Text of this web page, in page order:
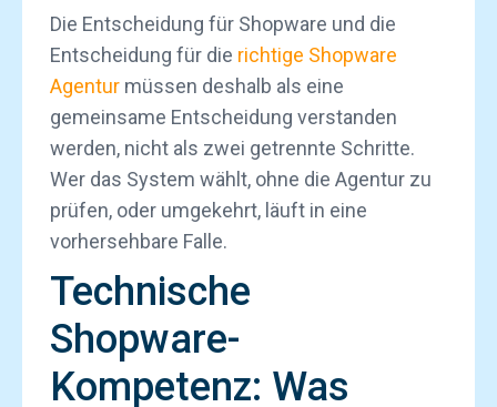
Die Entscheidung für Shopware und die
Entscheidung für die richtige Shopware
Agentur müssen deshalb als eine
gemeinsame Entscheidung verstanden
werden, nicht als zwei getrennte Schritte.
Wer das System wählt, ohne die Agentur zu
prüfen, oder umgekehrt, läuft in eine
vorhersehbare Falle.
Technische
Shopware-
Kompetenz: Was